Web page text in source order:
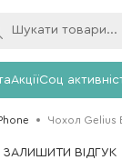
АкціїСоц
Чохол Gelius
ЗАЛИШИТИ ВІДГУК